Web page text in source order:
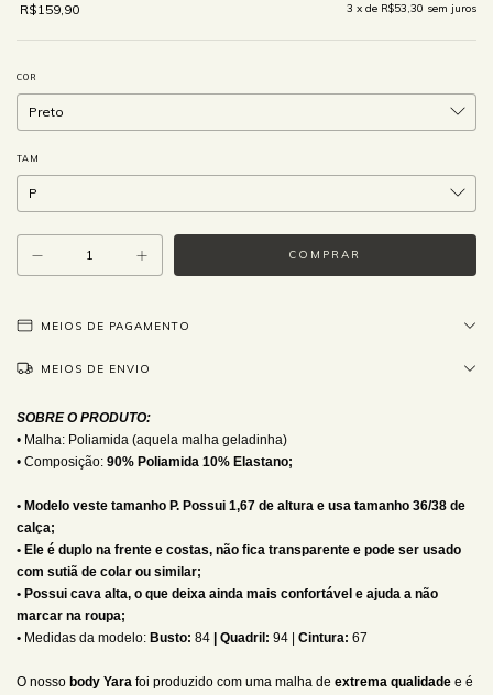
R$159,90 3 x de R$53,30 sem juros
COR
TAM
MEIOS DE PAGAMENTO
MEIOS DE ENVIO
SOBRE O PRODUTO:
• Malha: Poliamida (aquela malha geladinha)
• Composição: 90% Poliamida 10% Elastano;
• Modelo veste tamanho P. Possui 1,67 de altura e usa tamanho 36/38 de
calça;
• Ele é duplo na frente e costas, não fica transparente e pode ser usado
com sutiã de colar ou similar;
• Possui cava alta, o que deixa ainda mais confortável e ajuda a não
marcar na roupa;
• Medidas da modelo: Busto: 84 | Quadril: 94 | Cintura: 67
O nosso body Yara foi produzido com uma malha de extrema qualidade e é